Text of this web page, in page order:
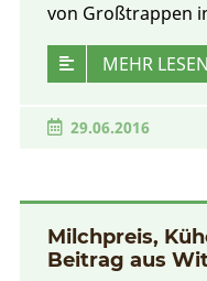
29.06.2016
von Großtrappen
MEHR LESEN
Milchpreis,
Beitrag aus